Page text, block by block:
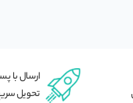
ارسال با
تحویل